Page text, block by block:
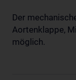
Der
Aortenklappe,
möglich.